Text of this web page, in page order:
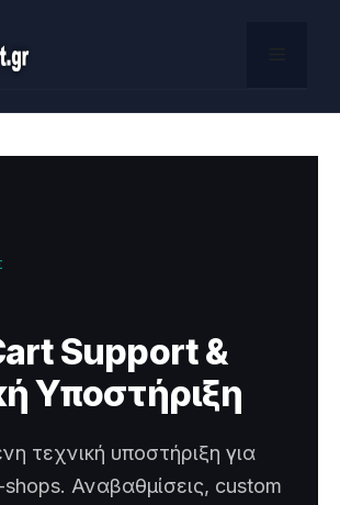
Support &
Υποστήριξη
τεχνική υποστήριξη για
Αναβαθμίσεις, custom